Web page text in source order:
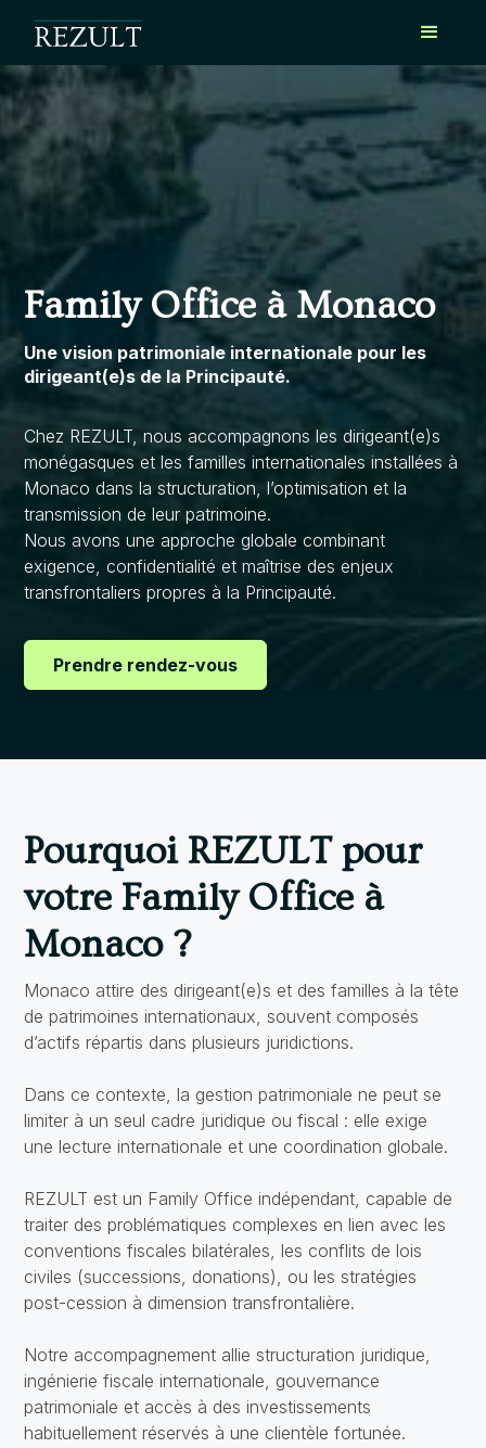
Family Office à Monaco
Une vision patrimoniale internationale pour les
dirigeant(e)s de la Principauté.
Chez REZULT, nous accompagnons les dirigeant(e)s
monégasques et les familles internationales installées à
Monaco dans la structuration, l’optimisation et la
transmission de leur patrimoine.
Nous avons une approche globale combinant
exigence, confidentialité et maîtrise des enjeux
transfrontaliers propres à la Principauté.
Prendre rendez-vous
Pourquoi REZULT pour
votre Family Office à
Monaco ?
Monaco attire des dirigeant(e)s et des familles à la tête
de patrimoines internationaux, souvent composés
d’actifs répartis dans plusieurs juridictions.
Dans ce contexte, la gestion patrimoniale ne peut se
limiter à un seul cadre juridique ou fiscal : elle exige
une lecture internationale et une coordination globale.
REZULT est un Family Office indépendant, capable de
traiter des problématiques complexes en lien avec les
conventions fiscales bilatérales, les conflits de lois
civiles (successions, donations), ou les stratégies
post-cession à dimension transfrontalière.
Notre accompagnement allie structuration juridique,
ingénierie fiscale internationale, gouvernance
patrimoniale et accès à des investissements
habituellement réservés à une clientèle fortunée.